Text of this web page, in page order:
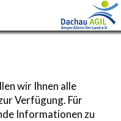
wir Ihnen alle
Verfügung. Für
Informationen zu